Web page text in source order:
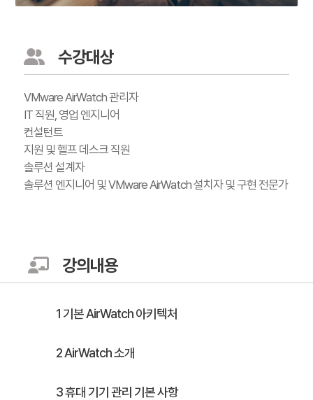
수강대상
VMware AirWatch 관리자
IT 직원, 영업 엔지니어
컨설턴트
지원 및 헬프 데스크 직원
솔루션 설계자
솔루션 엔지니어 및 VMware AirWatch 설치자 및 구현 전문가
강의내용
1 기본 AirWatch 아키텍처
2 AirWatch 소개
3 휴대 기기 관리 기본 사항